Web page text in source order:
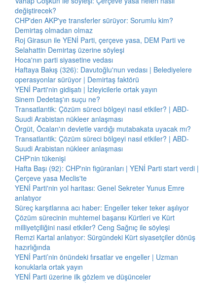
değiştirecek?
CHP'den AKP'ye transferler sürüyor: Sorumlu kim?
Demirtaş olmadan olmaz
Roj Girasun ile YENİ Parti, çerçeve yasa, DEM Parti ve
Selahattin Demirtaş üzerine söyleşi
Hoca'nın parti siyasetine vedası
Haftaya Bakış (326): Davutoğlu'nun vedası | Belediyelere
operasyonlar sürüyor | Demirtaş faktörü
YENİ Parti'nin gidişatı | İzleyicilerle ortak yayın
Sinem Dedetaş'ın suçu ne?
Transatlantik: Çözüm süreci bölgeyi nasıl etkiler? | ABD-
Suudi Arabistan nükleer anlaşması
Örgüt, Öcalan'ın devletle vardığı mutabakata uyacak mı?
Transatlantik: Çözüm süreci bölgeyi nasıl etkiler? | ABD-
Suudi Arabistan nükleer anlaşması
CHP'nin tükenişi
Hafta Başı (92): CHP'nin figüranları | YENİ Parti start verdi |
Çerçeve yasa Meclis'te
YENİ Parti'nin yol haritası: Genel Sekreter Yunus Emre
anlatıyor
Süreç karşıtlarına acı haber: Engeller teker teker aşılıyor
Çözüm sürecinin muhtemel başarısı Kürtleri ve Kürt
milliyetçiliğini nasıl etkiler? Ceng Sağnıç ile söyleşi
Remzi Kartal anlatıyor: Sürgündeki Kürt siyasetçiler dönüş
hazırlığında
YENİ Parti’nin önündeki fırsatlar ve engeller | Uzman
konuklarla ortak yayın
YENİ Parti üzerine ilk gözlem ve düşünceler